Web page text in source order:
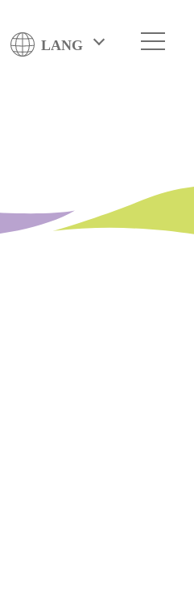
LANG